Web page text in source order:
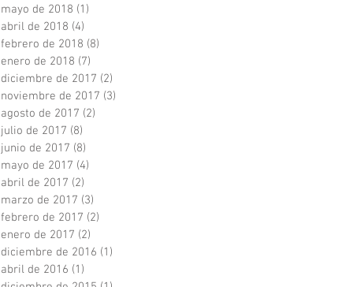
mayo de 2018 (1)
abril de 2018 (4)
febrero de 2018 (8)
enero de 2018 (7)
diciembre de 2017 (2)
noviembre de 2017 (3)
agosto de 2017 (2)
julio de 2017 (8)
junio de 2017 (8)
mayo de 2017 (4)
abril de 2017 (2)
marzo de 2017 (3)
febrero de 2017 (2)
enero de 2017 (2)
diciembre de 2016 (1)
abril de 2016 (1)